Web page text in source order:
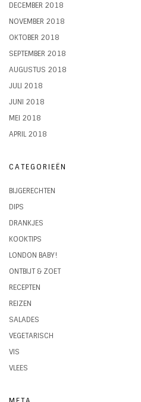
DECEMBER 2018
NOVEMBER 2018
OKTOBER 2018
SEPTEMBER 2018
AUGUSTUS 2018
JULI 2018
JUNI 2018
MEI 2018
APRIL 2018
CATEGORIEËN
BIJGERECHTEN
DIPS
DRANKJES
KOOKTIPS
LONDON BABY!
ONTBIJT & ZOET
RECEPTEN
REIZEN
SALADES
VEGETARISCH
VIS
VLEES